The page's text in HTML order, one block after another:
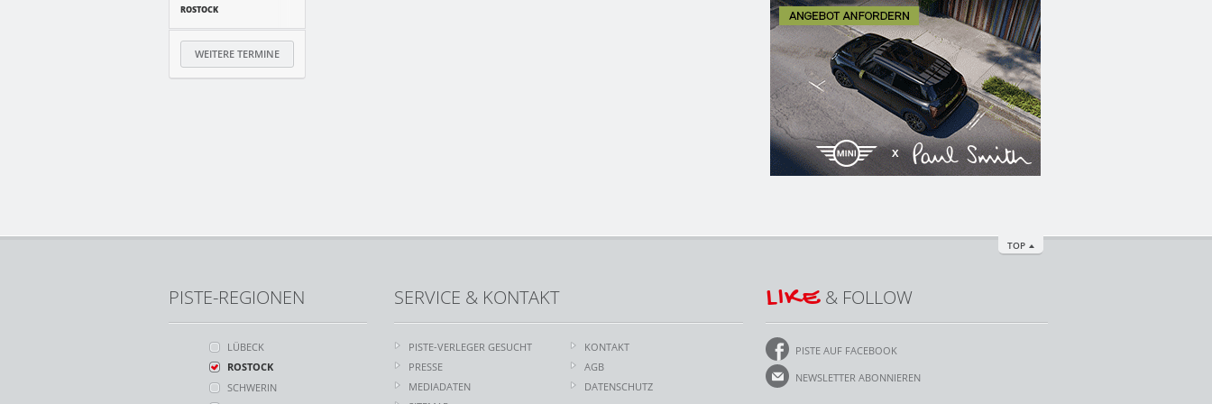
ROSTOCK
WEITERE TERMINE
TOP
PISTE-REGIONEN
LÜBECK
ROSTOCK
SCHWERIN
SERVICE & KONTAKT
PISTE-VERLEGER GESUCHT
PRESSE
MEDIADATEN
KONTAKT
AGB
DATENSCHUTZ
LIKE& FOLLOW
PISTE AUF FACEBOOK
NEWSLETTER ABONNIEREN